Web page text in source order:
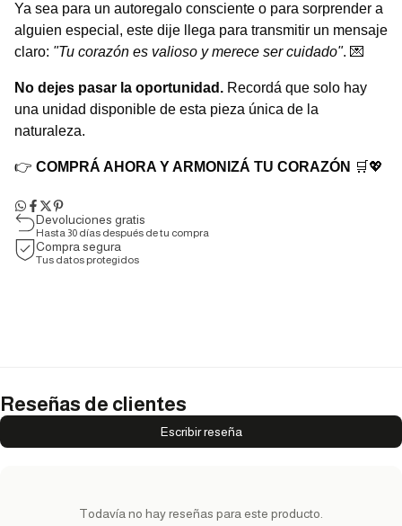
Ya sea para un autoregalo consciente o para sorprender a
alguien especial, este dije llega para transmitir un mensaje
claro: "Tu corazón es valioso y merece ser cuidado". 💌
No dejes pasar la oportunidad. Recordá que solo hay
una unidad disponible de esta pieza única de la
naturaleza.
👉 COMPRÁ AHORA Y ARMONIZÁ TU CORAZÓN 🛒💖
Devoluciones gratis
Hasta 30 días después de tu compra
Compra segura
Tus datos protegidos
Reseñas de clientes
Escribir reseña
Todavía no hay reseñas para este producto.